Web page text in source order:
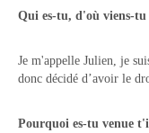
Qui es-tu, d'où viens-tu
Je m'appelle Julien, je
donc décidé d’avoir le
Pourquoi es-tu venue